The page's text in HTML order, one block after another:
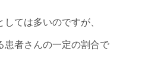
ては多いのですが、
患者さんの一定の割合で